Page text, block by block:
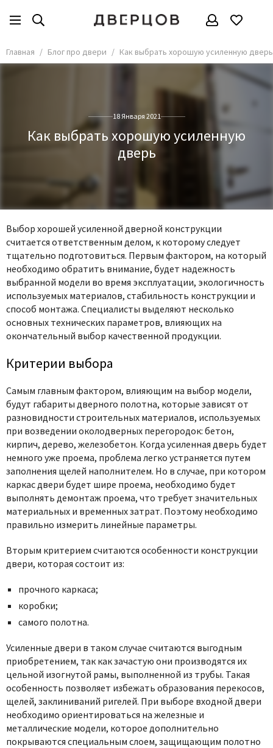
Главная Блог про двери Как выбрать хорошую усиленную дверь
18 Января 2021
Как выбрать хорошую усиленную
дверь
Выбор хорошей усиленной дверной конструкции
считается ответственным делом, к которому следует
тщательно подготовиться. Первым фактором, на который
необходимо обратить внимание, будет надежность
выбранной модели во время эксплуатации, экологичность
используемых материалов, стабильность конструкции и
способ монтажа. Специалисты выделяют несколько
основных технических параметров, влияющих на
окончательный выбор качественной продукции.
Критерии выбора
Самым главным фактором, влияющим на выбор модели,
будут габариты дверного полотна, которые зависят от
разновидности строительных материалов, используемых
при возведении околодверных перегородок: бетон,
кирпич, дерево, железобетон. Когда усиленная дверь будет
немного уже проема, проблема легко устраняется путем
заполнения щелей наполнителем. Но в случае, при котором
каркас двери будет шире проема, необходимо будет
выполнять демонтаж проема, что требует значительных
материальных и временных затрат. Поэтому необходимо
правильно измерить линейные параметры.
Вторым критерием считаются особенности конструкции
двери, которая состоит из:
прочного каркаса;
коробки;
самого полотна.
Усиленные двери в таком случае считаются выгодным
приобретением, так как зачастую они производятся их
цельной изогнутой рамы, выполненной из трубы. Такая
особенность позволяет избежать образования перекосов,
щелей, заклиниваний ригелей. При выборе входной двери
необходимо ориентироваться на железные и
металлические модели, которое дополнительно
покрываются специальным слоем, защищающим полотно